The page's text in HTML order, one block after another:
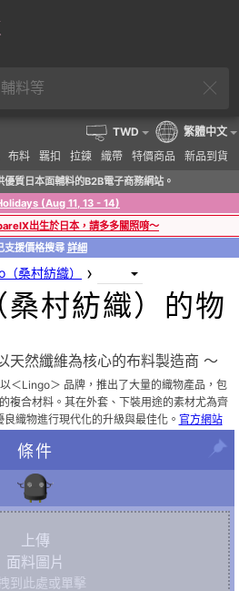
布料 羈扣 拉鍊 織帶 特價商品 新品到貨
TWD 繁體中文
質日本面輔料的B2B電子商務網站。
(Aug 11, 13 - 14)
出生於日本，請多多關照唷～
支援價格搜尋 詳細
桑村紡織） ›
村紡織）的物
天然纖維為核心的布料製造商 〜
＜Lingo＞ 品牌，推出了大量的織物產品，包
複合材料。其在外套、下裝用途的素材尤為齊
織物進行現代化的升級與最佳化。 官方網站
條件
上傳
面料圖片
到此處或單擊